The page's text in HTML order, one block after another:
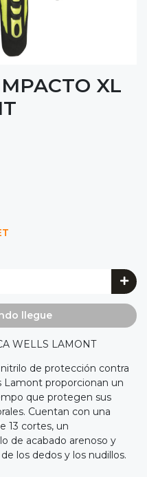
XL
llegue
WELLS LAMONT
de protección contra
Lamont proporcionan un
que protegen sus
Cuentan con una
13 cortes, un
de acabado arenoso y
los dedos y los nudillos.